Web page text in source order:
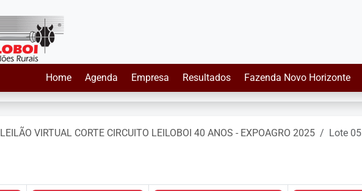
Home Agenda Empresa Resultados Fazenda Novo Horizonte
LEILÃO VIRTUAL CORTE CIRCUITO LEILOBOI 40 ANOS - EXPOAGRO 2025 Lote 05